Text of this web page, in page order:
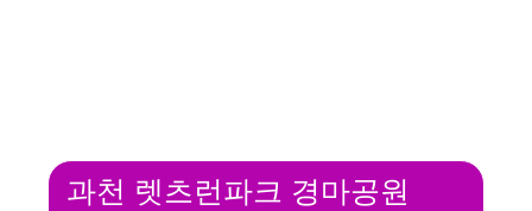
과천 렛츠런파크 경마공원